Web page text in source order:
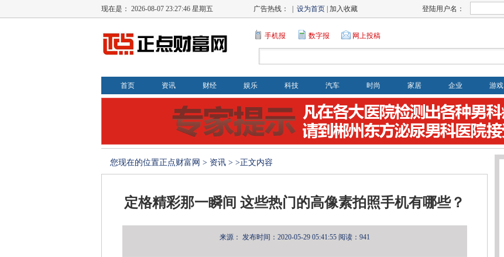
现在是： 2026-08-07 23:27:46 星期五 广告热线： | 设为首页 | 加入收藏 登陆用户名：
手机报 数字报 网上投稿
首页 资讯 财经 娱乐 科技 汽车 时尚 家居 企业 游戏
您现在的位置正点财富网 > 资讯 > >正文内容
定格精彩那一瞬间 这些热门的高像素拍照手机有哪些？
来源： 发布时间：2020-05-29 05:41:55 阅读：941